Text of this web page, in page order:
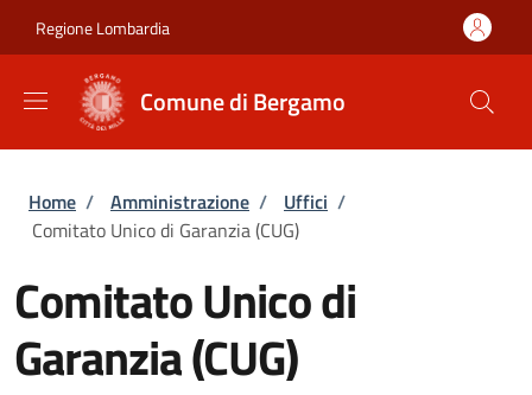
Regione Lombardia
Comune di Bergamo
Briciole di pane
Home / Amministrazione / Uffici /
Comitato Unico di Garanzia (CUG)
Comitato Unico di
Garanzia (CUG)